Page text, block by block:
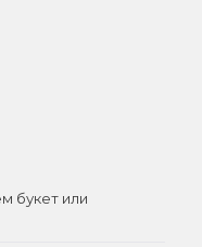
букет или